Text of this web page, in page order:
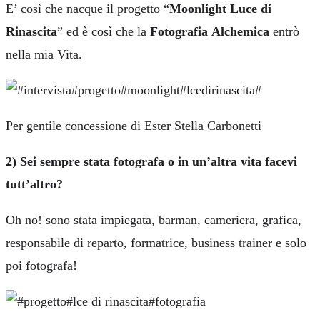
E’ così che nacque il progetto “Moonlight Luce di
Rinascita” ed è così che la Fotografia Alchemica entrò
nella mia Vita.
Per gentile concessione di Ester Stella Carbonetti
2) Sei sempre stata fotografa o in un’altra vita facevi
tutt’altro?
Oh no! sono stata impiegata, barman, cameriera, grafica,
responsabile di reparto, formatrice, business trainer e solo
poi fotografa!